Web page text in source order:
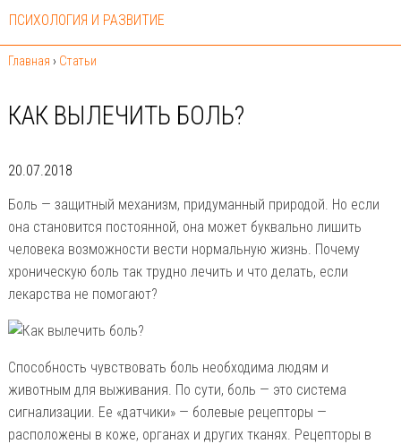
ПСИХОЛОГИЯ И РАЗВИТИЕ
Главная › Статьи
КАК ВЫЛЕЧИТЬ БОЛЬ?
20.07.2018
Боль — защитный механизм, придуманный природой. Но если
она становится постоянной, она может буквально лишить
человека возможности вести нормальную жизнь. Почему
хроническую боль так трудно лечить и что делать, если
лекарства не помогают?
Способность чувствовать боль необходима людям и
животным для выживания. По сути, боль — это система
сигнализации. Ее «датчики» — болевые рецепторы —
расположены в коже, органах и других тканях. Рецепторы в